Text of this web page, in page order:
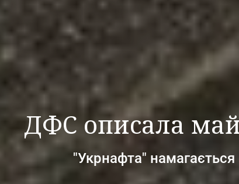
ДФС описала
"Укрнафта"